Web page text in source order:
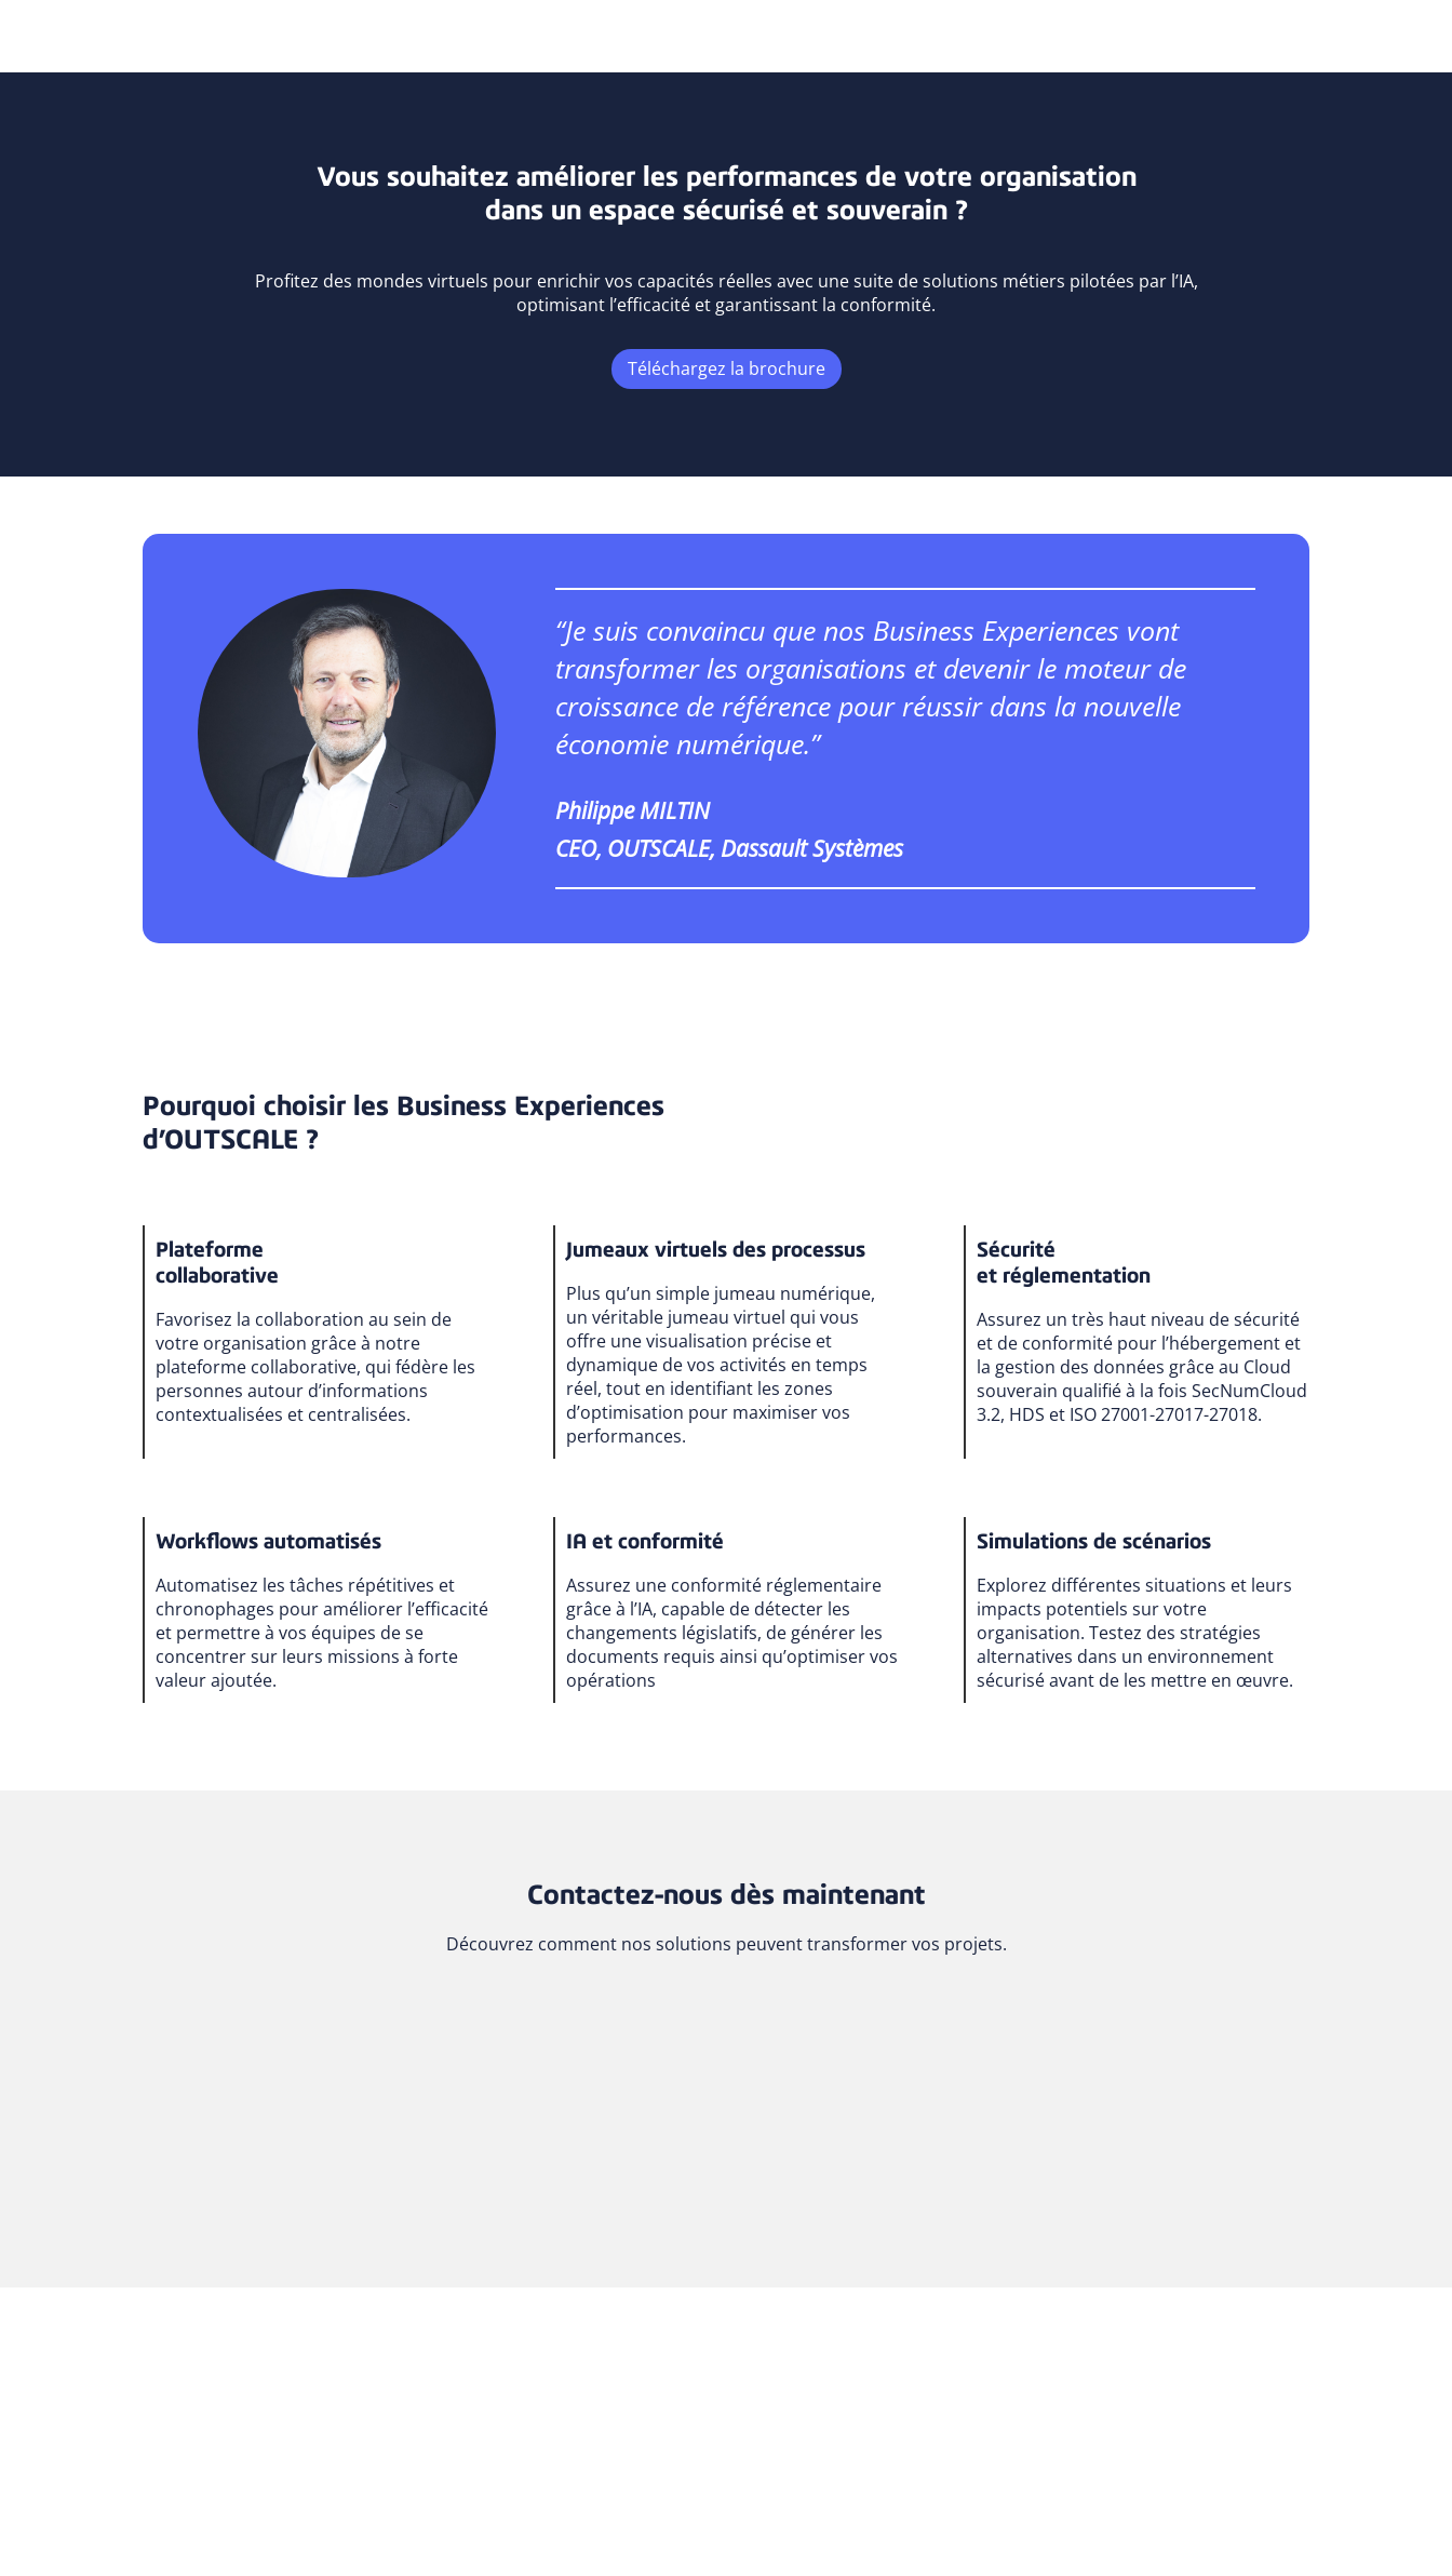
Vous souhaitez améliorer les performances de votre organisation
dans un espace sécurisé et souverain ?
Profitez des mondes virtuels pour enrichir vos capacités réelles avec une suite de solutions métiers pilotées par l’IA,
optimisant l’efficacité et garantissant la conformité.
Téléchargez la brochure
“Je suis convaincu que nos Business Experiences vont
transformer les organisations et devenir le moteur de
croissance de référence pour réussir dans la nouvelle
économie numérique.”
Philippe MILTIN
CEO, OUTSCALE, Dassault Systèmes
Pourquoi choisir les Business Experiences
d’OUTSCALE ?
Plateforme
collaborative
Favorisez la collaboration au sein de
votre organisation grâce à notre
plateforme collaborative, qui fédère les
personnes autour d’informations
contextualisées et centralisées.
Jumeaux virtuels des processus
Plus qu’un simple jumeau numérique,
un véritable jumeau virtuel qui vous
offre une visualisation précise et
dynamique de vos activités en temps
réel, tout en identifiant les zones
d’optimisation pour maximiser vos
performances.
Sécurité
et réglementation
Assurez un très haut niveau de sécurité
et de conformité pour l’hébergement et
la gestion des données grâce au Cloud
souverain qualifié à la fois SecNumCloud
3.2, HDS et ISO 27001-27017-27018.
Workflows automatisés
Automatisez les tâches répétitives et
chronophages pour améliorer l’efficacité
et permettre à vos équipes de se
concentrer sur leurs missions à forte
valeur ajoutée.
IA et conformité
Assurez une conformité réglementaire
grâce à l’IA, capable de détecter les
changements législatifs, de générer les
documents requis ainsi qu’optimiser vos
opérations
Simulations de scénarios
Explorez différentes situations et leurs
impacts potentiels sur votre
organisation. Testez des stratégies
alternatives dans un environnement
sécurisé avant de les mettre en œuvre.
Contactez-nous dès maintenant
Découvrez comment nos solutions peuvent transformer vos projets.